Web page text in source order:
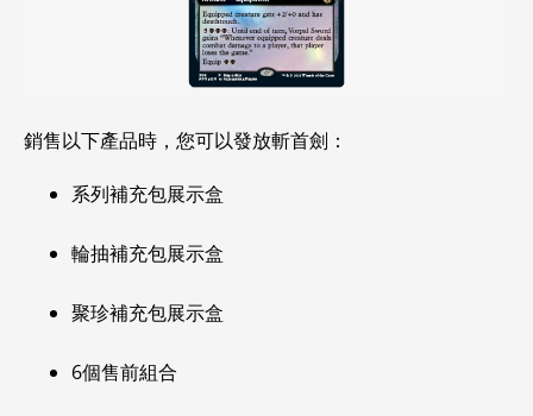
銷售以下產品時，您可以發放斬首劍：
系列補充包展示盒
輪抽補充包展示盒
聚珍補充包展示盒
6個售前組合